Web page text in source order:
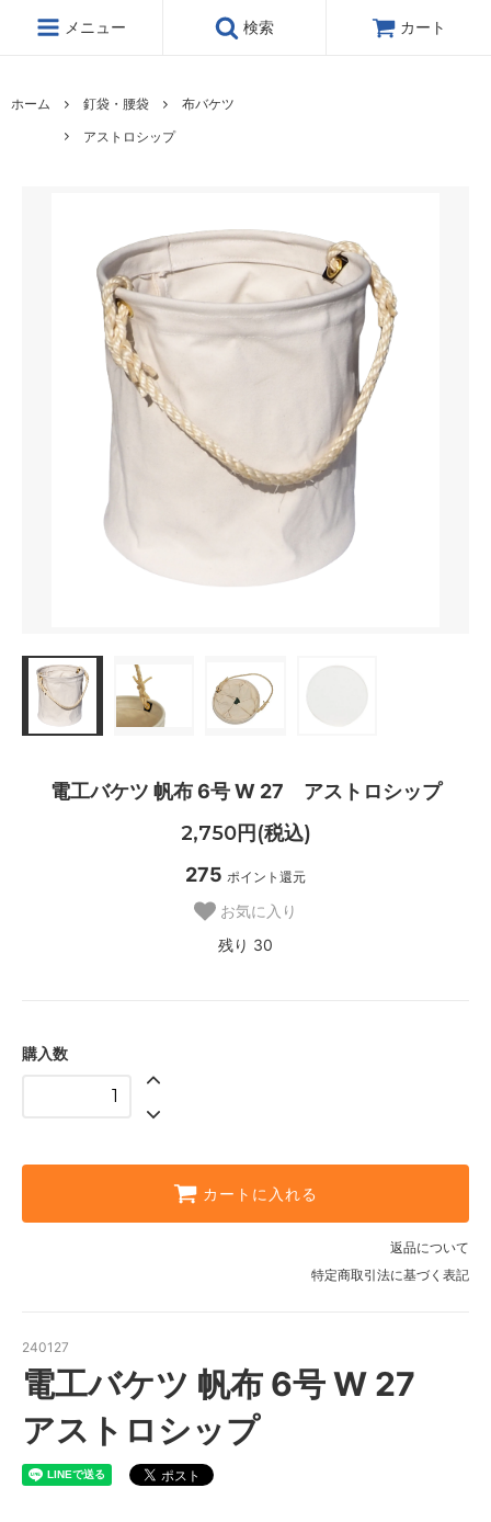
メニュー 検索 カート
ホーム 釘袋・腰袋
布バケツ
アストロシップ
電工バケツ 帆布 6号 W 27 アストロシップ
2,750円(税込)
275 ポイント還元
お気に入り
残り 30
購入数
カートに入れる
返品について
特定商取引法に基づく表記
240127
電工バケツ 帆布 6号 W 27
アストロシップ